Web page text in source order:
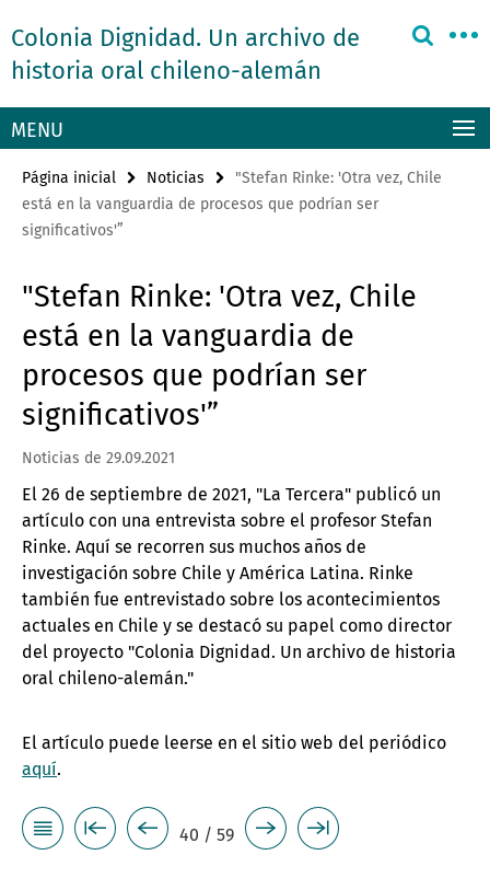
direkt
zu
Colonia Dignidad. Un archivo de
historia oral chileno-alemán
Herramientas
de
MENU
Página inicial Noticias
"Stefan Rinke: 'Otra vez, Chile
está en la vanguardia de procesos que podrían ser
significativos'”
"Stefan Rinke: 'Otra vez, Chile
está en la vanguardia de
procesos que podrían ser
significativos'”
Noticias de 29.09.2021
El 26 de septiembre de 2021, "La Tercera" publicó un
artículo con una entrevista sobre el profesor Stefan
Rinke. Aquí se recorren sus muchos años de
investigación sobre Chile y América Latina. Rinke
también fue entrevistado sobre los acontecimientos
actuales en Chile y se destacó su papel como director
del proyecto "Colonia Dignidad. Un archivo de historia
oral chileno-alemán."
El artículo puede leerse en el sitio web del periódico
aquí.
40 / 59